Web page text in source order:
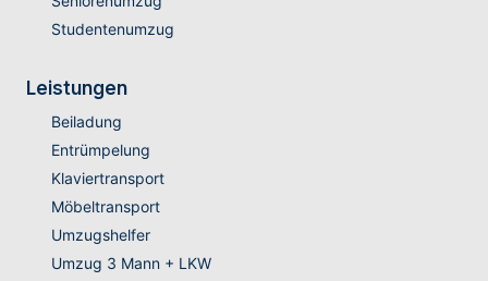
Studentenumzug
Leistungen
Beiladung
Entrümpelung
Klaviertransport
Möbeltransport
Umzugshelfer
Umzug 3 Mann + LKW